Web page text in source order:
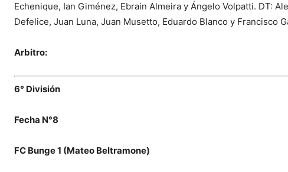
Echenique, Ian Giménez, Ebrain Almeira y Ángelo Volpatti. DT:
Defelice, Juan Luna, Juan Musetto, Eduardo Blanco y Francisco
Arbitro:
6° División
Fecha N°8
FC Bunge 1 (Mateo Beltramone)